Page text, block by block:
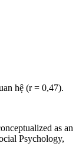
hệ (r = 0,47).
as an
Psychology,